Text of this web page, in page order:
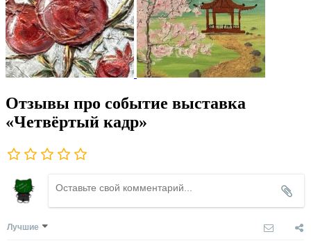
Отзывы про событие выставка
«Четвёртый кадр»
Лучшие